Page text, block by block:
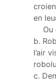
en
Ou
b.
l’air
c.